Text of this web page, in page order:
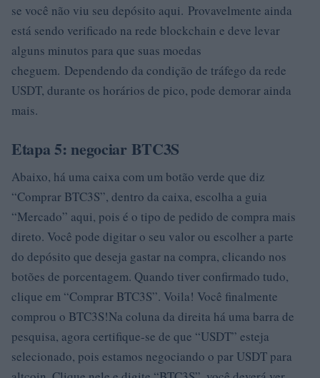
se você não viu seu depósito aqui. Provavelmente ainda
está sendo verificado na rede blockchain e deve levar
alguns minutos para que suas moedas
cheguem. Dependendo da condição de tráfego da rede
USDT, durante os horários de pico, pode demorar ainda
mais.
Etapa 5: negociar BTC3S
Abaixo, há uma caixa com um botão verde que diz
“Comprar BTC3S”, dentro da caixa, escolha a guia
“Mercado” aqui, pois é o tipo de pedido de compra mais
direto. Você pode digitar o seu valor ou escolher a parte
do depósito que deseja gastar na compra, clicando nos
botões de porcentagem. Quando tiver confirmado tudo,
clique em “Comprar BTC3S”. Voila! Você finalmente
comprou o BTC3S!Na coluna da direita há uma barra de
pesquisa, agora certifique-se de que “USDT” esteja
selecionado, pois estamos negociando o par USDT para